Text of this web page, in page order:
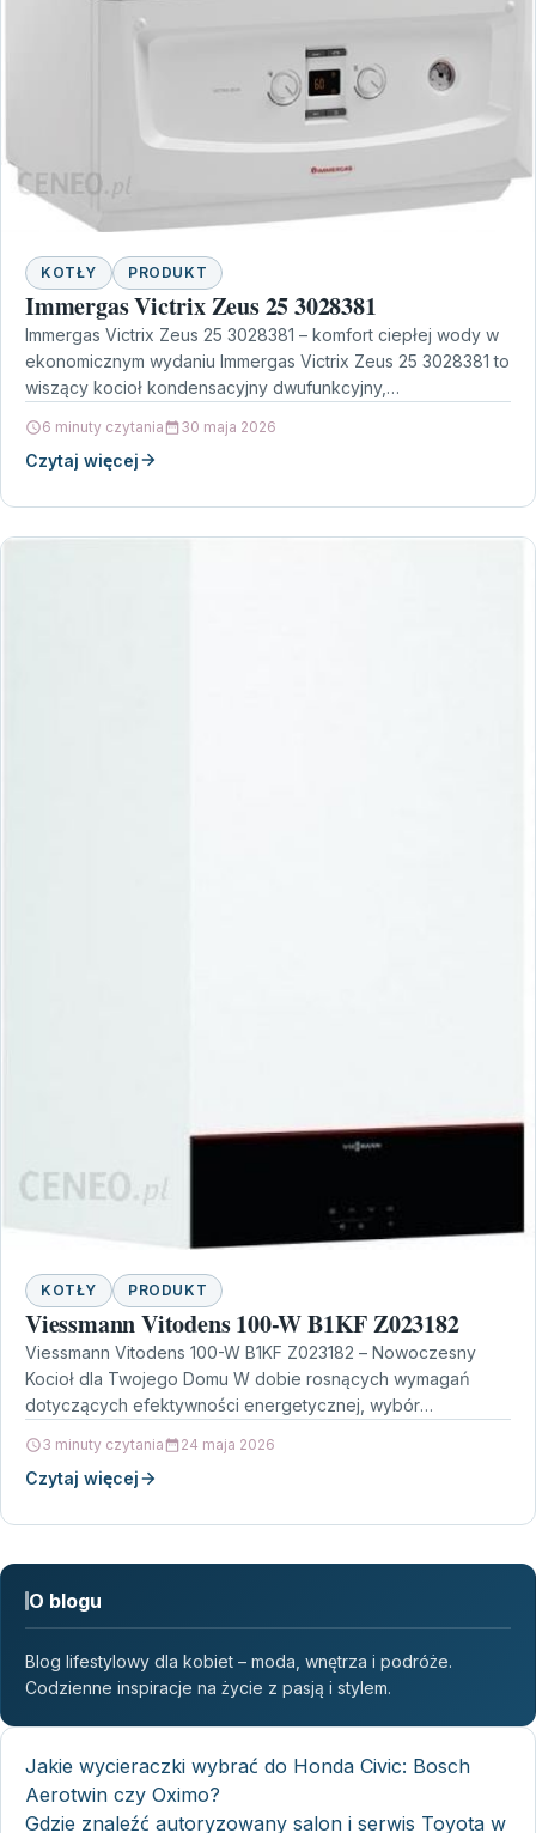
KOTŁY PRODUKT
Immergas Victrix Zeus 25 3028381
Immergas Victrix Zeus 25 3028381 – komfort ciepłej wody w
ekonomicznym wydaniu Immergas Victrix Zeus 25 3028381 to
wiszący kocioł kondensacyjny dwufunkcyjny,
6 minuty czytania 30 maja 2026
Czytaj więcej
KOTŁY PRODUKT
Viessmann Vitodens 100-W B1KF Z023182
Viessmann Vitodens 100-W B1KF Z023182 – Nowoczesny
Kocioł dla Twojego Domu W dobie rosnących wymagań
dotyczących efektywności energetycznej, wybór
3 minuty czytania 24 maja 2026
Czytaj więcej
O blogu
Blog lifestylowy dla kobiet – moda, wnętrza i podróże.
Codzienne inspiracje na życie z pasją i stylem.
Jakie wycieraczki wybrać do Honda Civic: Bosch
Aerotwin czy Oximo?
Gdzie znaleźć autoryzowany salon i serwis Toyota w